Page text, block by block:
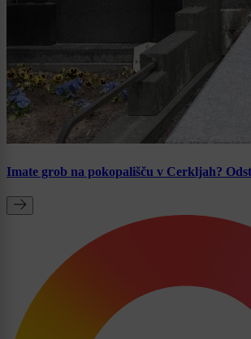
Imate grob na pokopališču v Cerkljah?